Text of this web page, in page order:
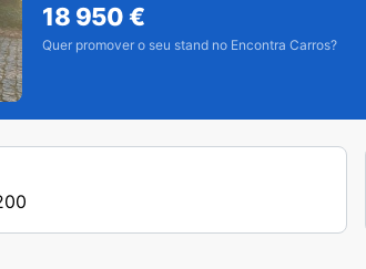
18 950€
Quer promover o seu stand no Encontra Carros?